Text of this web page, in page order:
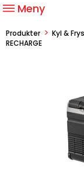
Meny
Produkter > Kyl & Frys
RECHARGE